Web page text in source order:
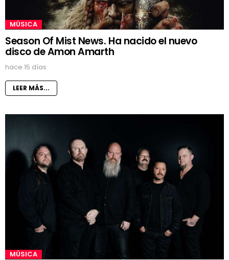
MÚSICA
Season Of Mist News. Ha nacido el nuevo
disco de Amon Amarth
hace 15 días
LEER MÁS...
MÚSICA